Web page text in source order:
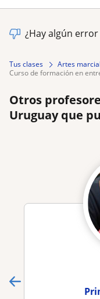
¿Hay algún
Tus clases
Artes
curso de formación en
Otros
Uruguay que